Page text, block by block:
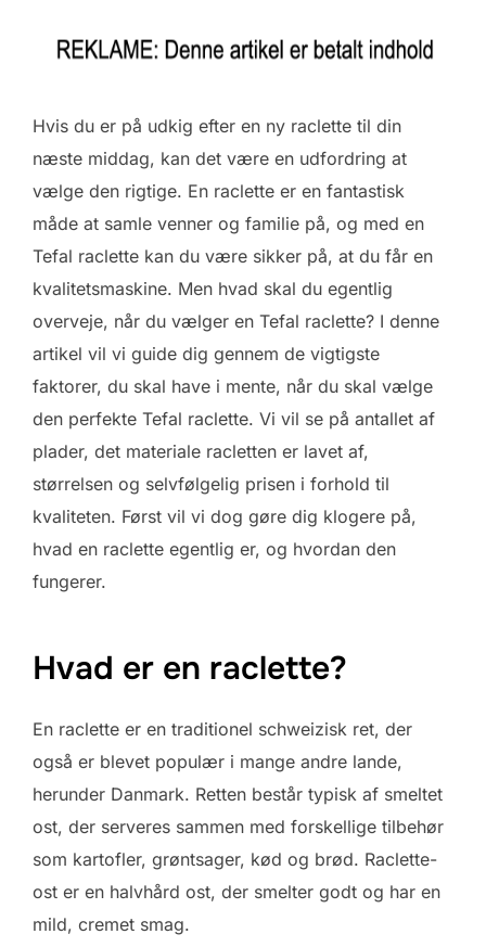
Hvis du er på udkig efter en ny raclette til din
næste middag, kan det være en udfordring at
vælge den rigtige. En raclette er en fantastisk
måde at samle venner og familie på, og med en
Tefal raclette kan du være sikker på, at du får en
kvalitetsmaskine. Men hvad skal du egentlig
overveje, når du vælger en Tefal raclette? I denne
artikel vil vi guide dig gennem de vigtigste
faktorer, du skal have i mente, når du skal vælge
den perfekte Tefal raclette. Vi vil se på antallet af
plader, det materiale racletten er lavet af,
størrelsen og selvfølgelig prisen i forhold til
kvaliteten. Først vil vi dog gøre dig klogere på,
hvad en raclette egentlig er, og hvordan den
fungerer.
Hvad er en raclette?
En raclette er en traditionel schweizisk ret, der
også er blevet populær i mange andre lande,
herunder Danmark. Retten består typisk af smeltet
ost, der serveres sammen med forskellige tilbehør
som kartofler, grøntsager, kød og brød. Raclette-
ost er en halvhård ost, der smelter godt og har en
mild, cremet smag.